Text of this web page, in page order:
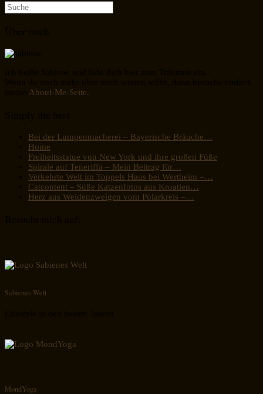
Suche
nach:
About-Me-Seite.
Bei der Lumpenmacherei – Bayerische Bräuche…
Home
Freiheitsstatue von New York und ihre großen Füße
Spirale auf Teneriffa – Mein Beitrag für…
Verkehrte Welt im Toppels Haus bei Wertheim –…
Catcontent – Süße Katzenfotos aus Kroatien…
Herz aus Weidenzweigen vom Polarkreis –…
Sabienes Welt
MondYoga